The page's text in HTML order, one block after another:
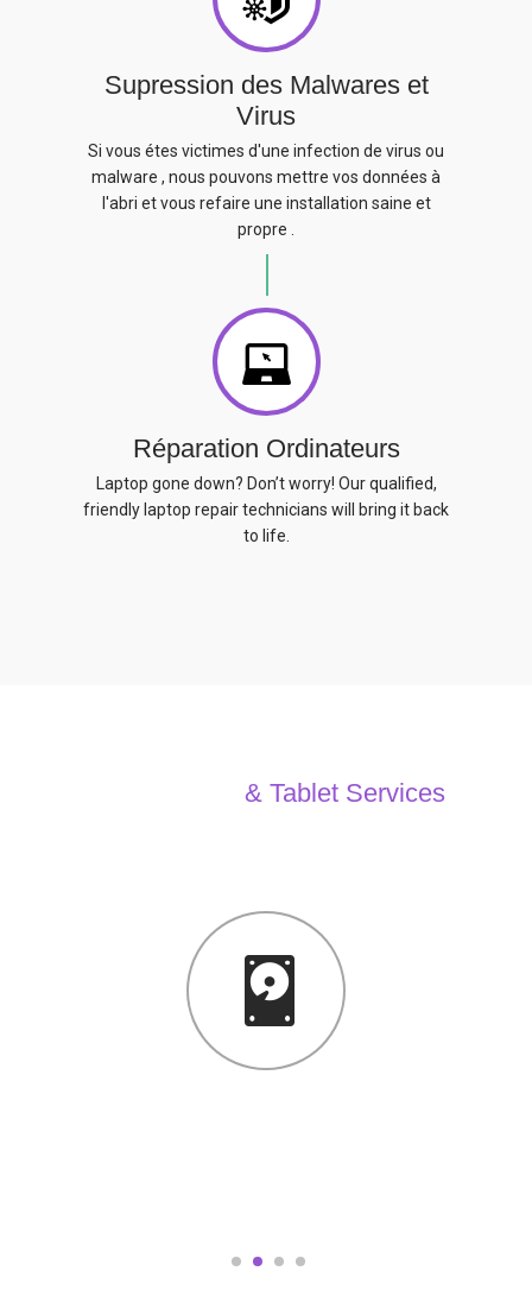
Supression des Malwares et
Virus
Si vous étes victimes d'une infection de virus ou
malware , nous pouvons mettre vos données à
l'abri et vous refaire une installation saine et
propre .
Réparation Ordinateurs
Laptop gone down? Don’t worry! Our qualified,
friendly laptop repair technicians will bring it back
to life.
& Tablet Services
1 2 3 4